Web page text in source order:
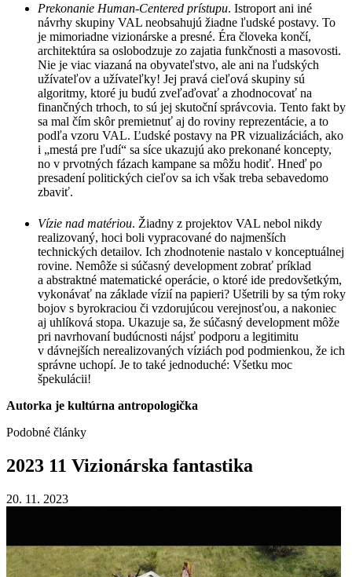
Prekonanie Human-Centered prístupu. Istroport ani iné
návrhy skupiny VAL neobsahujú žiadne ľudské postavy. To
je mimoriadne vizionárske a presné. Éra človeka končí,
architektúra sa oslobodzuje zo zajatia funkčnosti a masovosti.
Nie je viac viazaná na obyvateľstvo, ale ani na ľudských
užívateľov a užívateľky! Jej pravá cieľová skupiny sú
algoritmy, ktoré ju budú zveľaďovať a zhodnocovať na
finančných trhoch, to sú jej skutoční správcovia. Tento fakt by
sa mal čím skôr premietnuť aj do roviny reprezentácie, a to
podľa vzoru VAL. Ľudské postavy na PR vizualizáciách, ako
i „mestá pre ľudí“ sa síce ukazujú ako prekonané koncepty,
no v prvotných fázach kampane sa môžu hodiť. Hneď po
presadení politických cieľov sa ich však treba sebavedomo
zbaviť.
Vízie nad matériou. Žiadny z projektov VAL nebol nikdy
realizovaný, hoci boli vypracované do najmenších
technických detailov. Ich zhodnotenie nastalo v konceptuálnej
rovine. Nemôže si súčasný development zobrať príklad
a abstraktné matematické operácie, o ktoré ide predovšetkým,
vykonávať na základe vízií na papieri? Ušetrili by sa tým roky
bojov s byrokraciou či vzdorujúcou verejnosťou, a nakoniec
aj uhlíková stopa. Ukazuje sa, že súčasný development môže
pri navrhovaní budúcnosti nájsť podporu a legitimitu
v dávnejších nerealizovaných víziách pod podmienkou, že ich
správne uchopí. Je to také jednoduché: Všetku moc
špekulácii!
Autorka je kultúrna antropologička
Podobné články
2023 11 Vizionárska fantastika
20. 11. 2023